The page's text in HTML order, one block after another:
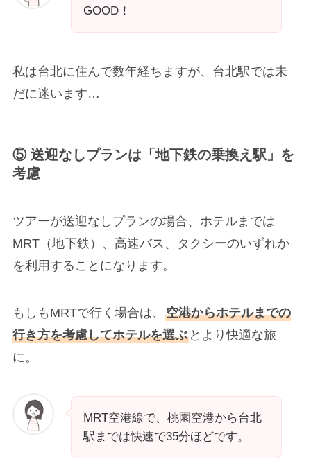
GOOD！
私は台北に住んで数年経ちますが、台北駅では未
だに迷います…
⑤ 送迎なしプランは「地下鉄の乗換え駅」を
考慮
ツアーが送迎なしプランの場合、ホテルまでは
MRT（地下鉄）、高速バス、タクシーのいずれか
を利用することになります。
もしもMRTで行く場合は、 空港からホテルまでの
行き方を考慮してホテルを選ぶとより快適な旅
に。
MRT空港線で、桃園空港から台北
駅までは快速で35分ほどです。